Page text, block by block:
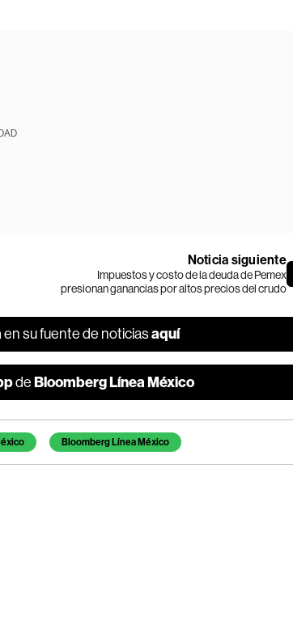
Noticia siguiente
Impuestos y costo de la deuda de Pemex
presionan ganancias por altos precios del crudo
en su fuente de noticiasaquí
de Bloomberg Línea México
Bloomberg Línea México